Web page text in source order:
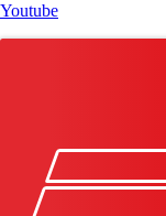
Youtube